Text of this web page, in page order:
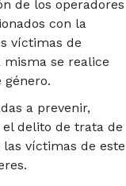
de los operadores
con la
víctimas de
se realice
género.
a prevenir,
delito de trata de
las víctimas de este